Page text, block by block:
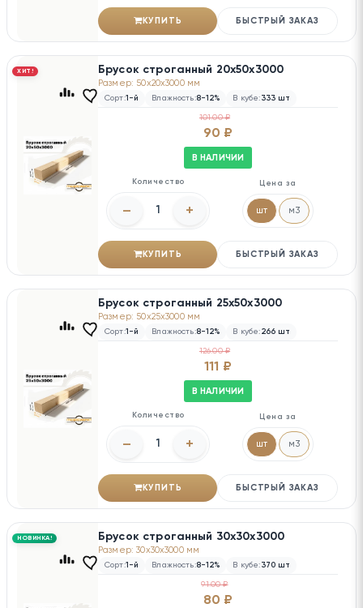
КУПИТЬ БЫСТРЫЙ ЗАКАЗ
ХИТ! Брусок строганный 20х50х3000
Размер: 50x20x3000 мм
Сорт:1-й Влажность:8-12% В кубе: 333 шт
101.00 ₽
90 ₽
В НАЛИЧИИ
Количество
– +
Цена за
шт м3
КУПИТЬ БЫСТРЫЙ ЗАКАЗ
Брусок строганный 25х50х3000
Размер: 50x25x3000 мм
Сорт:1-й Влажность:8-12% В кубе: 266 шт
126.00 ₽
111 ₽
В НАЛИЧИИ
Количество
– +
Цена за
шт м3
КУПИТЬ БЫСТРЫЙ ЗАКАЗ
НОВИНКА! Брусок строганный 30х30х3000
Размер: 30x30x3000 мм
Сорт:1-й Влажность:8-12% В кубе: 370 шт
91.00 ₽
80 ₽